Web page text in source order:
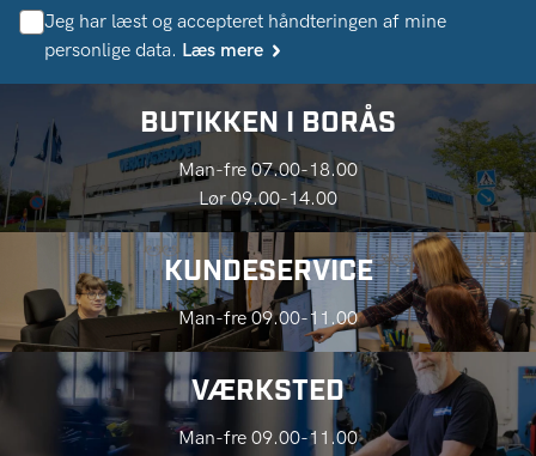
Jeg har læst og accepteret håndteringen af ​​mine
personlige data. Læs mere
BUTIKKEN I BORÅS
Man-fre 07.00-18.00
Lør 09.00-14.00
KUNDESERVICE
Man-fre 09.00-11.00
VÆRKSTED
Man-fre 09.00-11.00